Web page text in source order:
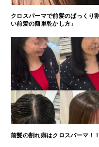
クロスパーマで前髪のぱっくり
い前髪の簡単乾かし方」
前髪の割れ癖はクロスパーマ！！